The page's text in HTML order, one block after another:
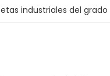
industriales del grado